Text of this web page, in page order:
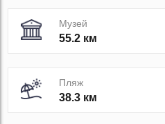
Музей
55.2 км
Пляж
38.3 км